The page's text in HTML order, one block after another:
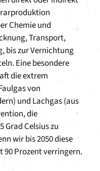
Chemie und
Transport,
bis zur Vernichtung
Eine besondere
die extrem
von
und Lachgas (aus
die
Celsius zu
wir bis 2050 diese
90 Prozent verringern.